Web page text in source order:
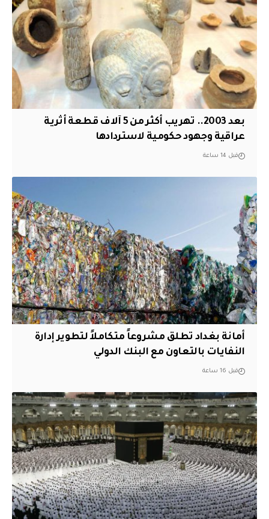
بعد 2003.. تهريب أكثر من 5 آلاف قطعة أثرية
عراقية وجهود حكومية لاستردادها
قبل 14 ساعة
أمانة بغداد تطلق مشروعاً متكاملاً لتطوير إدارة
النفايات بالتعاون مع البنك الدولي
قبل 16 ساعة